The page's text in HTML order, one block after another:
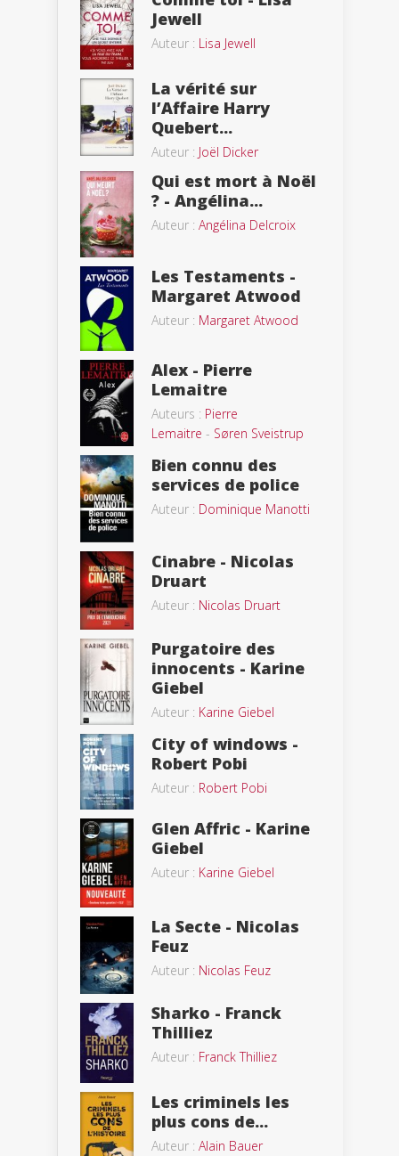
Jewell
Auteur : Lisa Jewell
La vérité sur
l’Affaire Harry
Quebert...
Auteur : Joël Dicker
Qui est mort à Noël
? - Angélina...
Auteur : Angélina Delcroix
Les Testaments -
Margaret Atwood
Auteur : Margaret Atwood
Alex - Pierre
Lemaitre
Auteurs : Pierre
Lemaitre - Søren Sveistrup
Bien connu des
services de police
Auteur : Dominique Manotti
Cinabre - Nicolas
Druart
Auteur : Nicolas Druart
Purgatoire des
innocents - Karine
Giebel
Auteur : Karine Giebel
City of windows -
Robert Pobi
Auteur : Robert Pobi
Glen Affric - Karine
Giebel
Auteur : Karine Giebel
La Secte - Nicolas
Feuz
Auteur : Nicolas Feuz
Sharko - Franck
Thilliez
Auteur : Franck Thilliez
Les criminels les
plus cons de...
Auteur : Alain Bauer